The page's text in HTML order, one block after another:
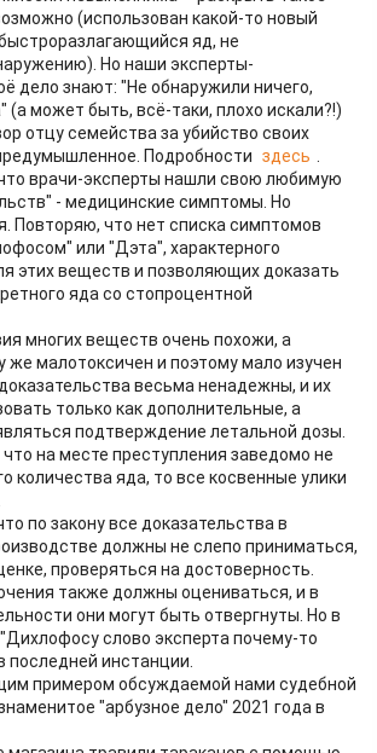
(использован какой-то новый
яд, не
Но наши эксперты-
дело знают: "Не обнаружили ничего,
может быть, всё-таки, плохо искали?!)
отцу семейства за убийство своих
Подробности здесь
врачи-эксперты нашли свою любимую
- медицинские симптомы. Но
Повторяю, что нет списка симптомов
или "Дэта", характерного
этих веществ и позволяющих доказать
яда со стопроцентной
многих веществ очень похожи, а
же малотоксичен и поэтому мало изучен
весьма ненадежны, и их
только как дополнительные, а
подтверждение летальной дозы.
что на месте преступления заведомо не
количества яда, то все косвенные улики
по закону все доказательства в
должны не слепо приниматься,
проверяться на достоверность.
также должны оцениваться, и в
они могут быть отвергнуты. Но в
слово эксперта почему-то
последней инстанции.
примером обсуждаемой нами судебной
"арбузное дело" 2021 года в